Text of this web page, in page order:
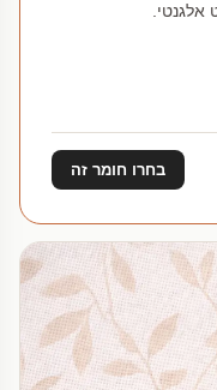
אלגנטי.
בחרו חומר זה